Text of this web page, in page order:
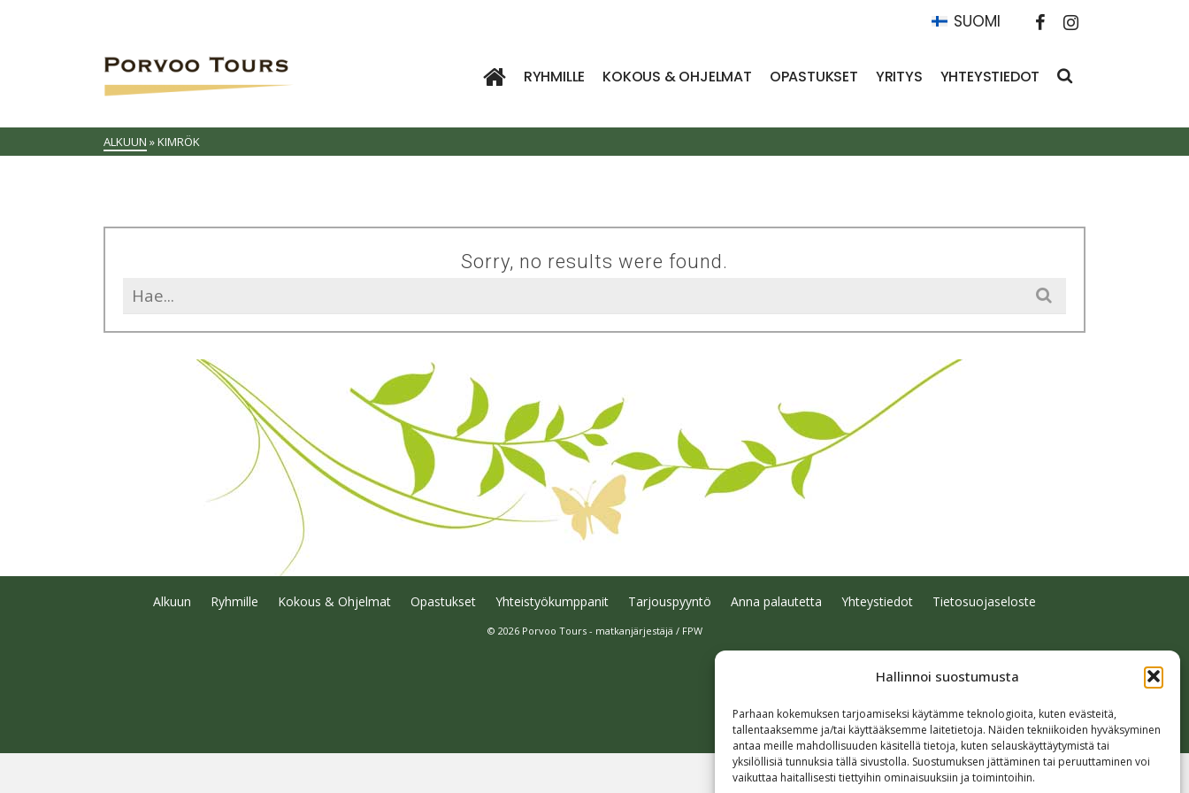
Hallinnoi suostumusta
Parhaan kokemuksen tarjoamiseksi käytämme teknologioita, kuten evästeitä,
tallentaaksemme ja/tai käyttääksemme laitetietoja. Näiden tekniikoiden hyväksyminen
antaa meille mahdollisuuden käsitellä tietoja, kuten selauskäyttäytymistä tai
yksilöllisiä tunnuksia tällä sivustolla. Suostumuksen jättäminen tai peruuttaminen voi
vaikuttaa haitallisesti tiettyihin ominaisuuksiin ja toimintoihin.
SUOMI
RYHMILLE KOKOUS & OHJELMAT OPASTUKSET YRITYS YHTEYSTIEDOT
ALKUUN »KIMRÖK
Sorry, no results were found.
Search
for:
Alkuun Ryhmille Kokous & Ohjelmat Opastukset Yhteistyökumppanit Tarjouspyyntö Anna palautetta Yhteystiedot Tietosuojaseloste
© 2026 Porvoo Tours - matkanjärjestäjä / FPW